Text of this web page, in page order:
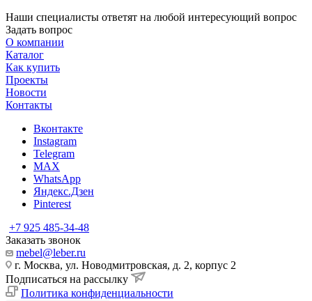
Наши специалисты ответят на любой интересующий вопрос
Задать вопрос
О компании
Каталог
Как купить
Проекты
Новости
Контакты
Вконтакте
Instagram
Telegram
MAX
WhatsApp
Яндекс.Дзен
Pinterest
+7 925 485-34-48
Заказать звонок
mebel@leber.ru
г. Москва, ул. Новодмитровская, д. 2, корпус 2
Подписаться на рассылку
Политика конфиденциальности